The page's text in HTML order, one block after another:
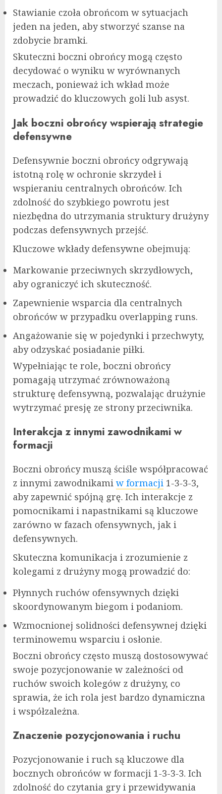
Stawianie czoła obrońcom w sytuacjach
jeden na jeden, aby stworzyć szanse na
zdobycie bramki.
Skuteczni boczni obrońcy mogą często
decydować o wyniku w wyrównanych
meczach, ponieważ ich wkład może
prowadzić do kluczowych goli lub asyst.
Jak boczni obrońcy wspierają strategie
defensywne
Defensywnie boczni obrońcy odgrywają
istotną rolę w ochronie skrzydeł i
wspieraniu centralnych obrońców. Ich
zdolność do szybkiego powrotu jest
niezbędna do utrzymania struktury drużyny
podczas defensywnych przejść.
Kluczowe wkłady defensywne obejmują:
Markowanie przeciwnych skrzydłowych,
aby ograniczyć ich skuteczność.
Zapewnienie wsparcia dla centralnych
obrońców w przypadku overlapping runs.
Angażowanie się w pojedynki i przechwyty,
aby odzyskać posiadanie piłki.
Wypełniając te role, boczni obrońcy
pomagają utrzymać zrównoważoną
strukturę defensywną, pozwalając drużynie
wytrzymać presję ze strony przeciwnika.
Interakcja z innymi zawodnikami w
formacji
Boczni obrońcy muszą ściśle współpracować
z innymi zawodnikami w formacji 1-3-3-3,
aby zapewnić spójną grę. Ich interakcje z
pomocnikami i napastnikami są kluczowe
zarówno w fazach ofensywnych, jak i
defensywnych.
Skuteczna komunikacja i zrozumienie z
kolegami z drużyny mogą prowadzić do:
Płynnych ruchów ofensywnych dzięki
skoordynowanym biegom i podaniom.
Wzmocnionej solidności defensywnej dzięki
terminowemu wsparciu i osłonie.
Boczni obrońcy często muszą dostosowywać
swoje pozycjonowanie w zależności od
ruchów swoich kolegów z drużyny, co
sprawia, że ich rola jest bardzo dynamiczna
i współzależna.
Znaczenie pozycjonowania i ruchu
Pozycjonowanie i ruch są kluczowe dla
bocznych obrońców w formacji 1-3-3-3. Ich
zdolność do czytania gry i przewidywania